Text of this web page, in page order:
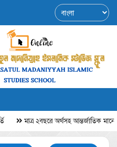
মাত্র ২বছরে অর্থসহ আন্তর্জাতিক